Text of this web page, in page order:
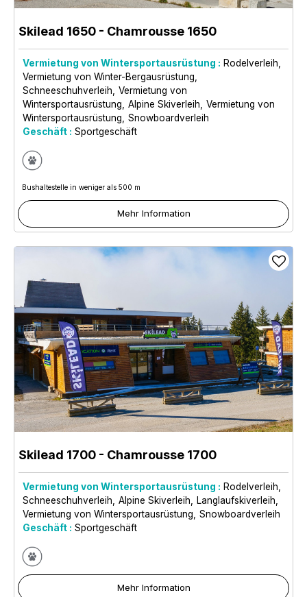
Skilead 1650 - Chamrousse 1650
Vermietung von Wintersportausrüstung : Rodelverleih
Vermietung von Winter-Bergausrüstung
Schneeschuhverleih
Vermietung von
Wintersportausrüstung
Alpine Skiverleih
Vermietung von
Wintersportausrüstung
Snowboardverleih
Geschäft : Sportgeschäft
Bushaltestelle in weniger als 500 m
Mehr Information
Skilead 1700 - Chamrousse 1700
Vermietung von Wintersportausrüstung : Rodelverleih
Schneeschuhverleih
Alpine Skiverleih
Langlaufskiverleih
Vermietung von Wintersportausrüstung
Snowboardverleih
Geschäft : Sportgeschäft
Mehr Information